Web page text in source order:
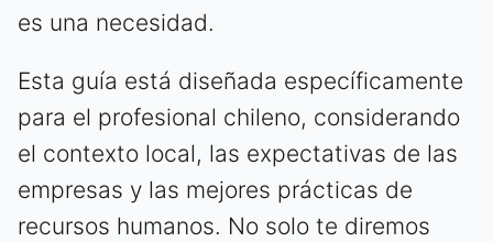
es una necesidad.
Esta guía está diseñada específicamente
para el profesional chileno, considerando
el contexto local, las expectativas de las
empresas y las mejores prácticas de
recursos humanos. No solo te diremos